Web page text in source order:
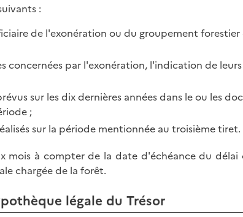
:
de l'exonération ou du groupement forestier
concernées par l'exonération, l'indication de
sur les dix dernières années dans le ou les
;
sur la période mentionnée au troisième tiret.
mois à compter de la date d'échéance du délai
chargée de la forêt.
légale du Trésor